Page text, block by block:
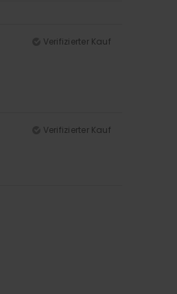
Verifizierter Kauf
Verifizierter Kauf